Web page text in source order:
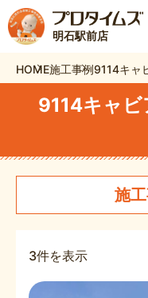
明石駅前店
HOME施工事例9114キャ
9114キャ
施
3件を表示